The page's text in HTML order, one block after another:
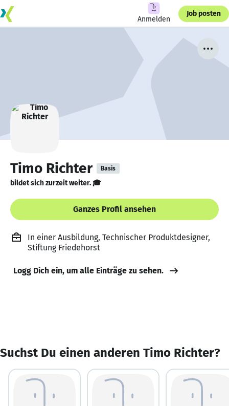
Anmelden
Job posten
Timo Richter Basis
bildet sich zurzeit weiter. 🎓
Ganzes Profil ansehen
In einer Ausbildung, Technischer Produktdesigner,
Stiftung Friedehorst
Logg Dich ein, um alle Einträge zu sehen.
Suchst Du einen anderen Timo Richter?